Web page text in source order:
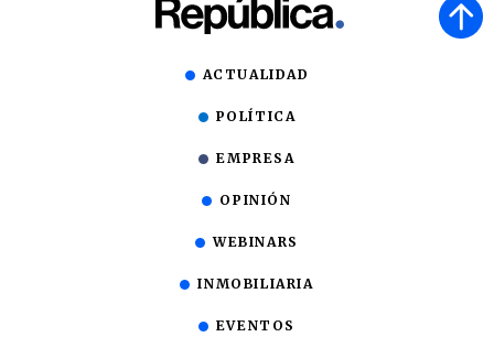
ACTUALIDAD
POLÍTICA
EMPRESA
OPINIÓN
WEBINARS
INMOBILIARIA
EVENTOS